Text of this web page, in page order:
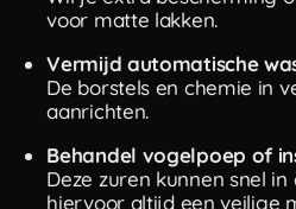
voor matte lakken.
Vermijd automatische
De borstels en chemie in
aanrichten.
Behandel vogelpoep of
Deze zuren kunnen snel
hiervoor altijd een veilige